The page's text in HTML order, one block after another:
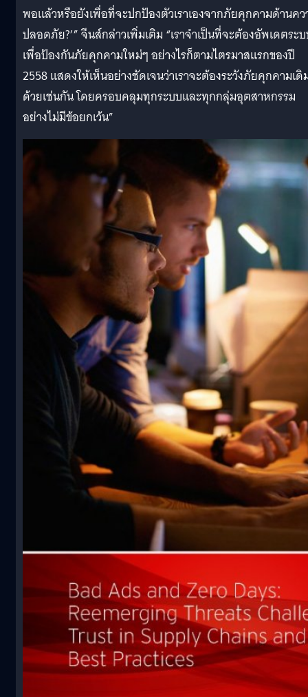
พอแล้วหรือยังเพื่อที่จะปกป้องตัวเราเองจากภัยคุกคามด้านค
ปลอดภัย?’” จีนส์กล่าวเพิ่มเติม “เราจำเป็นที่จะต้องอัพเดตระ
เพื่อป้องกันภัยคุกคามใหม่ๆ อย่างไรก็ตามไตรมาสแรกของปี
2558 แสดงให้เห็นอย่างชัดเจนว่าเราจะต้องระวังภัยคุกคามเดิ
ด้วยเช่นกัน โดยครอบคลุมทุกระบบและทุกกลุ่มอุตสาหกรรม
อย่างไม่มีข้อยกเว้น”